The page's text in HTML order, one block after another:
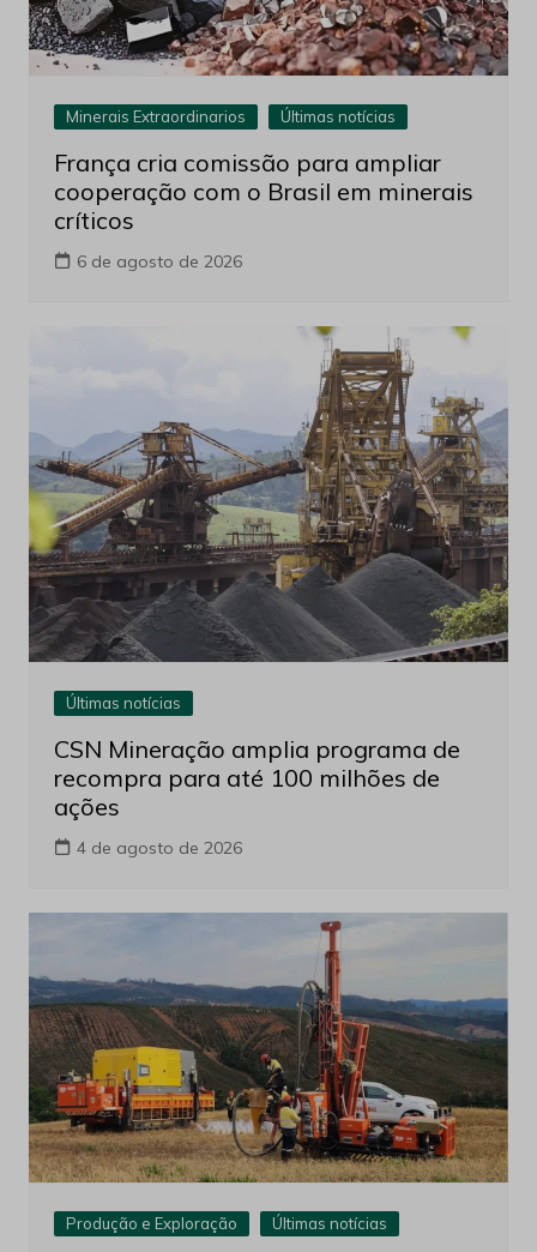
Minerais Extraordinarios Últimas notícias
França cria comissão para ampliar
cooperação com o Brasil em minerais
críticos
6 de agosto de 2026
Últimas notícias
CSN Mineração amplia programa de
recompra para até 100 milhões de
ações
4 de agosto de 2026
Produção e Exploração Últimas notícias